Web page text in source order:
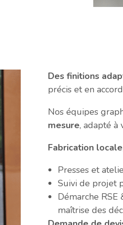
Des finitions
précis et en
Nos équipes
mesure, adapté à
Fabrication
Presses et
Suivi de projet
Démarche
maîtrise des